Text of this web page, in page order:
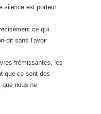
silence est porteur
ce qui
dit sans l’avoir
frémissantes, les
que ce sont des
nous ne